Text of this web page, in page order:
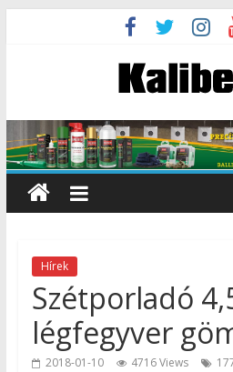
Hírek
Szétporladó
légfegyver
2018-01-10 4716 Views